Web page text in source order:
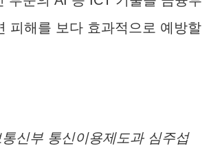
피해를 보다 효과적으로 예방할
신부 통신이용제도과 심주섭